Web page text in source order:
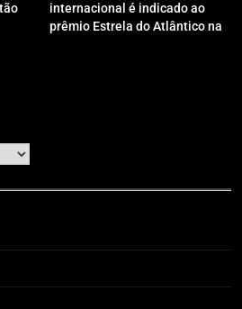
internacional é indicado ao
prêmio Estrela do Atlântico na